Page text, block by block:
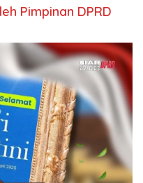
Pimpinan DPRD